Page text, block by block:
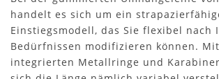
handelt es sich um ein
Einstiegsmodell, das Sie flexibel nach
Bedürfnissen modifizieren können.
integrierten Metallringe und